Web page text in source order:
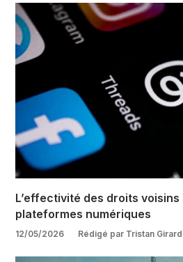
L’effectivité des droits voisins
plateformes numériques
12/05/2026 Rédigé par Tristan